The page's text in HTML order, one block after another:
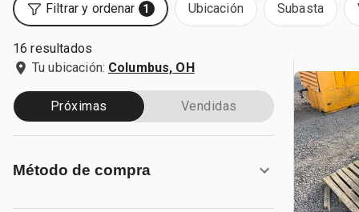
Filtrar y ordenar 1 Ubicación Subasta
16 resultados
Tu ubicación: Columbus, OH
Próximas Vendidas
Método de compra